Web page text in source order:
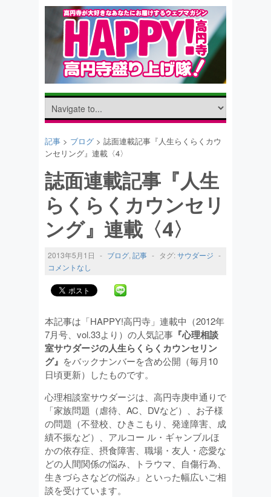
記事 > ブログ > 誌面連載記事『人生らくらくカウ
ンセリング』連載〈4〉
誌面連載記事『人生
らくらくカウンセリ
ング』連載〈4〉
2013年5月1日 - ブログ, 記事 - タグ:サウダージ -
コメントなし
本記事は「HAPPY!高円寺」連載中（2012年
7月号、vol.33より）の人気記事 『心理相談
室サウダージの人生らくらくカウンセリン
グ』 をバックナンバーを含め公開（毎月10
日頃更新）したものです。
心理相談室サウダージは、高円寺庚申通りで
「家族問題（虐待、AC、DVなど）、お子様
の問題（不登校、ひきこもり、発達障害、成
績不振など）、アルコー ル・ギャンブルほ
かの依存症、摂食障害、職場・友人・恋愛な
どの人間関係の悩み、トラウマ、自傷行為、
生きづらさなどの悩み」といった幅広いご相
談を受けています。